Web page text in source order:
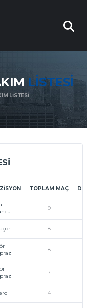
LISTESI
LISTESI
TOPLAM MAÇ
9
8
8
7
4